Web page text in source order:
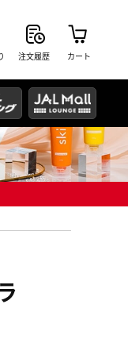
注文履歴 カート